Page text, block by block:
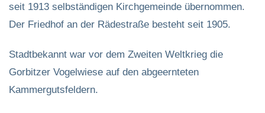
seit 1913 selbständigen Kirchgemeinde übernommen.
Der Friedhof an der Rädestraße besteht seit 1905.
Stadtbekannt war vor dem Zweiten Weltkrieg die
Gorbitzer Vogelwiese auf den abgeernteten
Kammergutsfeldern.